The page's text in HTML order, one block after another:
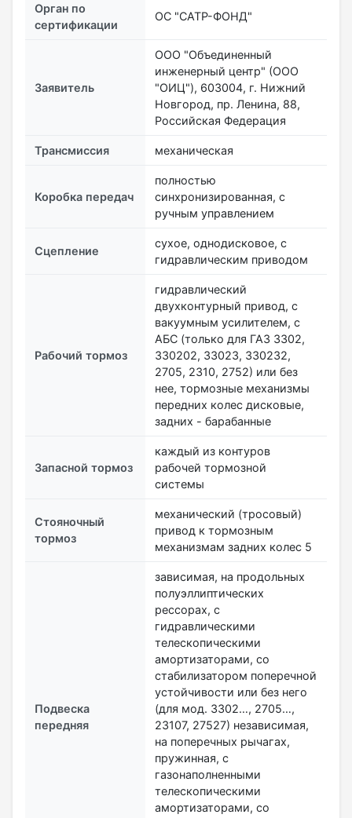
Орган по
сертификации
ОС "САТР-ФОНД"
Заявитель
ООО "Объединенный
инженерный центр" (ООО
"ОИЦ"), 603004, г. Нижний
Новгород, пр. Ленина, 88,
Российская Федерация
Трансмиссия механическая
Коробка передач
полностью
синхронизированная, с
ручным управлением
Сцепление
сухое, однодисковое, с
гидравлическим приводом
Рабочий тормоз
гидравлический
двухконтурный привод, с
вакуумным усилителем, с
АБС (только для ГАЗ 3302,
330202, 33023, 330232,
2705, 2310, 2752) или без
нее, тормозные механизмы
передних колес дисковые,
задних - барабанные
Запасной тормоз
каждый из контуров
рабочей тормозной
системы
Стояночный
тормоз
механический (тросовый)
привод к тормозным
механизмам задних колес 5
Подвеска
передняя
зависимая, на продольных
полуэллиптических
рессорах, с
гидравлическими
телескопическими
амортизаторами, со
стабилизатором поперечной
устойчивости или без него
(для мод. 3302…, 2705…,
23107, 27527) независимая,
на поперечных рычагах,
пружинная, с
газонаполненными
телескопическими
амортизаторами, со